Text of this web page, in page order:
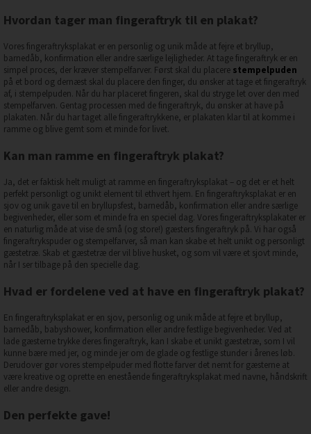
Hvordan tager man fingeraftryk til en plakat?
Vores fingeraftryksplakat er en personlig og unik måde at fejre et bryllup,
barnedåb, konfirmation eller andre særlige lejligheder. At tage fingeraftryk er en
simpel proces, der kræver stempelfarver. Først skal du placere stempelpuden
på et bord og dernæst skal du placere den finger, du ønsker at tage et fingeraftryk
af, i stempelpuden. Når du har placeret fingeren, skal du stryge let over den med
stempelfarven. Gentag processen med de fingeraftryk, du ønsker at have på
plakaten. Når du har taget alle fingeraftrykkene, er plakaten klar til at komme i
ramme og blive gemt som et minde for livet.
Kan man ramme en fingeraftryk plakat?
Ja, det er faktisk helt muligt at ramme en fingeraftryksplakat – og det er et helt
perfekt personligt og unikt element til ethvert hjem. En fingeraftryksplakat er en
sjov og unik gave til en bryllupsfest, barnedåb, konfirmation eller andre særlige
begivenheder, eller som et minde fra en speciel dag. Vores fingeraftryksplakater er
en naturlig måde at vise de små (og store!) gæsters fingeraftryk på. Vi har også
fingeraftrykspuder og stempelfarver, så man kan skabe et helt unikt og personligt
gæstetræ. Skab et gæstetræ der vil blive husket, og som vil være et sjovt minde,
når I ser tilbage på den specielle dag.
Hvad er fordelene ved at have en fingeraftryk plakat?
En fingeraftryksplakat er en sjov, personlig og unik måde at fejre et bryllup,
barnedåb, babyshower, konfirmation eller andre festlige begivenheder. Ved at
lade gæsterne trykke deres fingeraftryk, kan I skabe et unikt gæstetræ, som I vil
kunne bære med jer, og minde jer om de glade og festlige stunder i årenes løb.
Derudover gør vores stempelpuder med flotte farver det nemt for gæsterne at
være kreative og oprette en enestående fingeraftryksplakat med navne, håndskrift
eller andre design.
Den perfekte gave!